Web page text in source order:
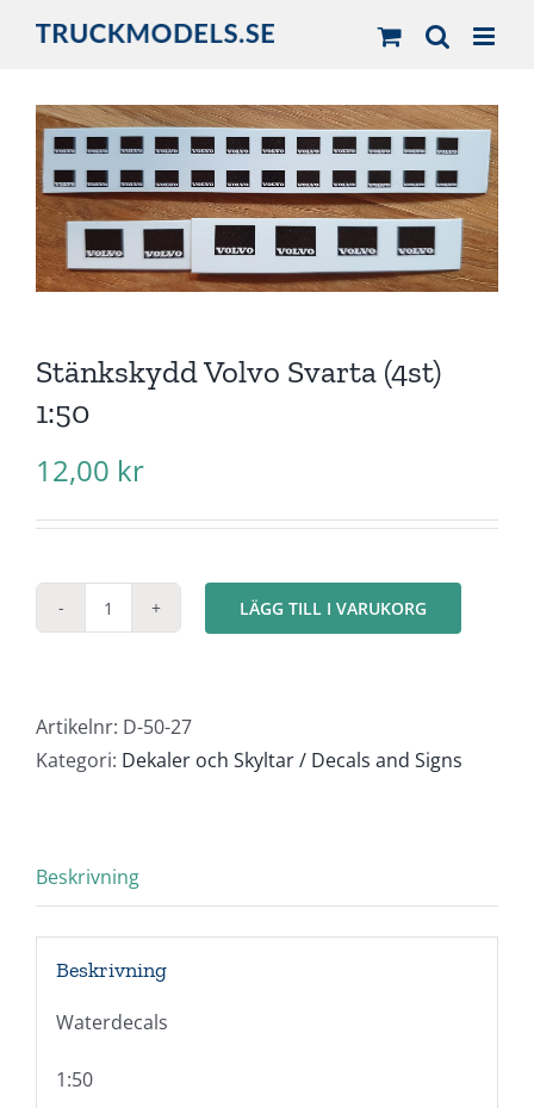
Stänkskydd Volvo Svarta (4st)
1:50
12,00 kr
Stänkskydd
(4st)
1:50
LÄGG TILL I VARUKORG
Artikelnr: D-50-27
Kategori: Dekaler och Skyltar / Decals and Signs
Beskrivning
Beskrivning
Waterdecals
1:50